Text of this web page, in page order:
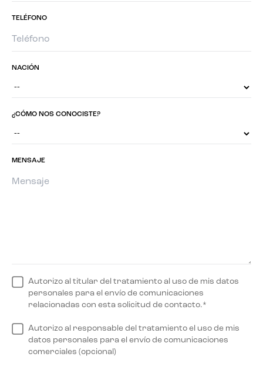
TELÉFONO
NACIÓN
¿CÓMO NOS CONOCISTE?
MENSAJE
Autorizo al titular del tratamiento al uso de mis datos
personales para el envío de comunicaciones
relacionadas con esta solicitud de contacto.*
Autorizo al responsable del tratamiento el uso de mis
datos personales para el envío de comunicaciones
comerciales (opcional)